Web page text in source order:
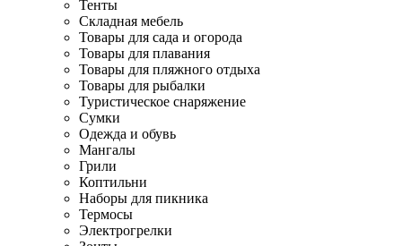
Тенты
Складная мебель
Товары для сада и огорода
Товары для плавания
Товары для пляжного отдыха
Товары для рыбалки
Туристическое снаряжение
Сумки
Одежда и обувь
Мангалы
Грили
Коптильни
Наборы для пикника
Термосы
Электрогрелки